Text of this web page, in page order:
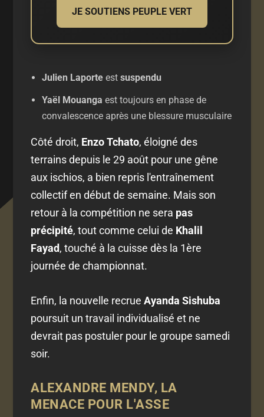
JE SOUTIENS PEUPLE VERT
Julien Laporteest suspendu
Yaël Mouanga est toujours en phase de
convalescence après une blessure musculaire
Côté droit, Enzo Tchato, éloigné des
terrains depuis le 29 août pour une gêne
aux ischios, a bien repris l'entraînement
collectif en début de semaine. Mais son
retour à la compétition ne sera pas
précipité, tout comme celui de Khalil
Fayad, touché à la cuisse dès la 1ère
journée de championnat.
Enfin, la nouvelle recrueAyanda Sishuba
poursuit un travail individualisé et ne
devrait pas postuler pour le groupe samedi
soir.
ALEXANDRE MENDY, LA
MENACE POUR L'ASSE